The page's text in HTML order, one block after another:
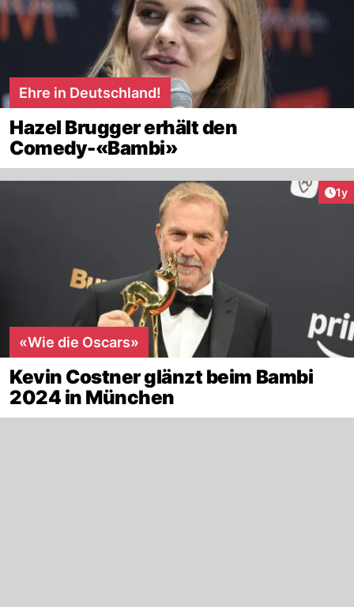
Ehre in Deutschland!
Hazel Brugger erhält den
Comedy-«Bambi»
1y
«Wie die Oscars»
Kevin Costner glänzt beim Bambi
2024 in München